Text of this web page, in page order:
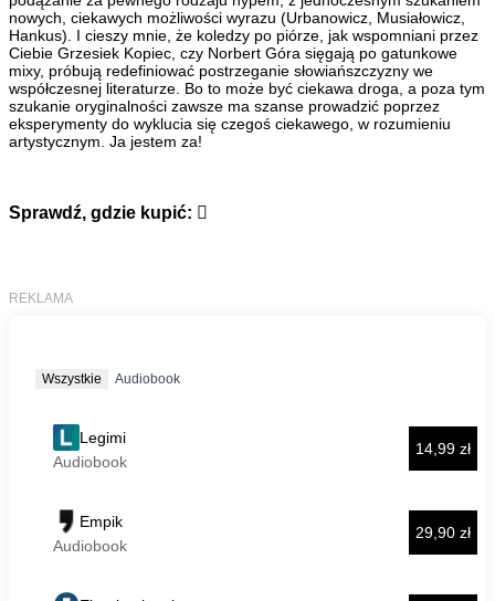
nowych, ciekawych możliwości wyrazu (Urbanowicz, Musiałowicz,
Hankus). I cieszy mnie, że koledzy po piórze, jak wspomniani przez
Ciebie Grzesiek Kopiec, czy Norbert Góra sięgają po gatunkowe
mixy, próbują redefiniować postrzeganie słowiańszczyzny we
współczesnej literaturze. Bo to może być ciekawa droga, a poza tym
szukanie oryginalności zawsze ma szanse prowadzić poprzez
eksperymenty do wyklucia się czegoś ciekawego, w rozumieniu
artystycznym. Ja jestem za!
Sprawdź, gdzie kupić: